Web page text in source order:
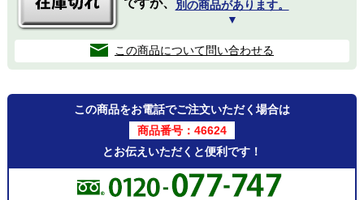
ですが、
別の商品があります。
▼
この商品について問い合わせる
この商品をお電話でご注文いただく場合は
商品番号：46624
とお伝えいただくと便利です！